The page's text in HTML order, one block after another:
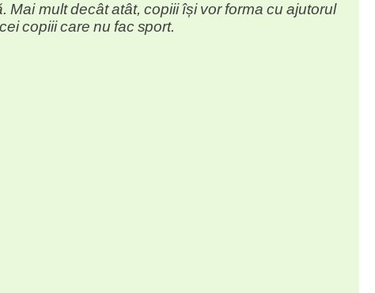
Mai multdecâtatât,copiiiîși vor forma cu ajutorul
copiii care nu fac sport.